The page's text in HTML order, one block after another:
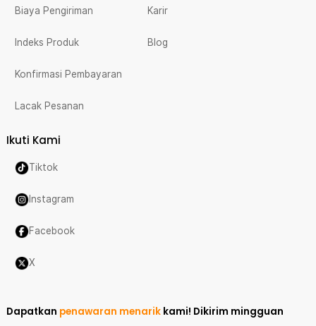
Biaya Pengiriman
Indeks Produk
Konfirmasi Pembayaran
Lacak Pesanan
Karir
Blog
Ikuti Kami
Tiktok
Instagram
Facebook
X
Dapatkan penawaran menarik kami! Dikirim mingguan